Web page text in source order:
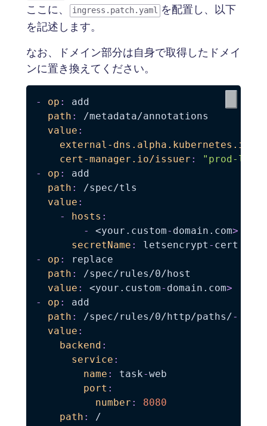
ここに、
ingress.patch.yaml を配置し、以下
を記述します。
なお、ドメイン部分は自身で取得したドメイ
ンに置き換えてください。
- op :
add
path :
/metadata/annotations
value :
external-dns.alpha.kubernetes.io/
cert-manager.io/issuer :
"prod-
-
op :
add
path :
/spec/tls
value :
-
hosts :
-
<your.custom- domain.com>
secretName : letsencrypt -
-
op :
replace
path :
/spec/rules/0/host
value : <your.custom- domain.com>
-
op :
add
path : /spec/rules/0/http/paths/-
value :
backend :
service :
name : task-web
port :
number :
8080
path :
/